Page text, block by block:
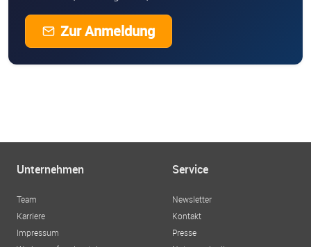
Zur Anmeldung
Unternehmen
Team
Karriere
Impressum
Service
Newsletter
Kontakt
Presse